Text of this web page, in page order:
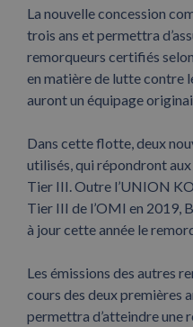
La nouvelle concession
trois ans et permettra
remorqueurs certifiés
en matière de lutte contre
auront un équipage
Dans cette flotte, deux
utilisés, qui répondront
Tier III. Outre l’UNION
Tier III de l’OMI en 2019,
à jour cette année le
Les émissions des autres
cours des deux premières
permettra d’atteindre une